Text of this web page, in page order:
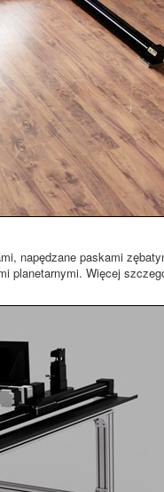
napędzane paskami
planetarnymi. Więcej